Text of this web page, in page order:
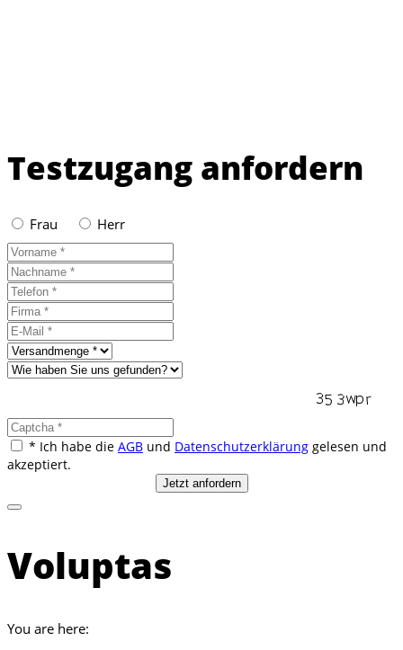
Testzugang anfordern
Frau Herr
* Ich habe die AGB und Datenschutzerklärung gelesen und
akzeptiert.
Voluptas
You are here: